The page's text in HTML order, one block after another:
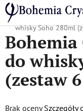
Przejść
do
treści
Home
/ Popularne
whisky Soho 280ml
do
(zestaw
Średnia
Brak oceny Szczegóły